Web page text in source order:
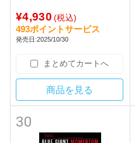
¥4,930 (税込)
493ポイントサービス
発売日:2025/10/30
まとめてカートへ
商品を見る
30